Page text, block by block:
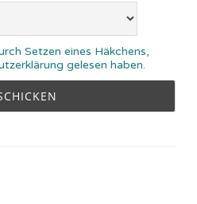
Setzen eines Häkchens,
gelesen haben.